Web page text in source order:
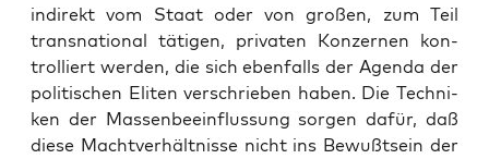
indi­rekt vom Staat oder von gro­ßen, zum Teil
trans­na­tio­nal täti­gen, pri­va­ten Kon­zer­nen kon­
trol­liert wer­den, die sich eben­falls der Agen­da der
poli­ti­schen Eli­ten ver­schrie­ben haben. Die Tech­ni­
ken der Mas­sen­be­ein­flus­sung sor­gen dafür, daß
die­se Macht­ver­hält­nis­se nicht ins Bewußt­sein der